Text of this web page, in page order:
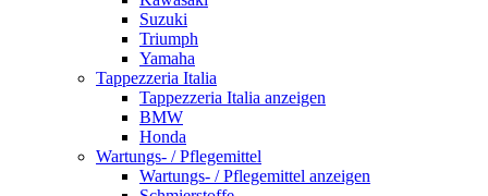
Suzuki
Triumph
Yamaha
Tappezzeria Italia
Tappezzeria Italia anzeigen
BMW
Honda
Wartungs- / Pflegemittel
Wartungs- / Pflegemittel anzeigen